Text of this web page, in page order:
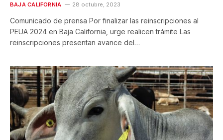
BAJA CALIFORNIA 28 octubre, 2023
Comunicado de prensa Por finalizar las reinscripciones al
PEUA 2024 en Baja California, urge realicen trámite Las
reinscripciones presentan avance del…